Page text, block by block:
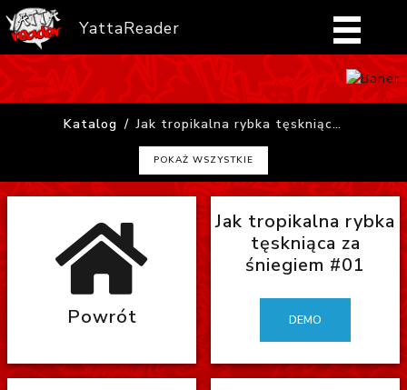
YattaReader
Pobierz
Mangi
Zaloguj się
Katalog Jak tropikalna rybka tęskniąca za śniegiem
POKAŻ WSZYSTKIE
Powrót
Jak tropikalna rybka
tęskniąca za
śniegiem #01
DEMO